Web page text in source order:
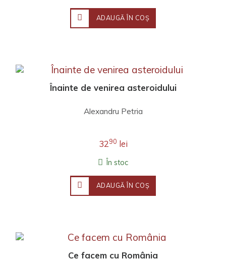
ADAUGĂ ÎN COŞ
Înainte de venirea asteroidului
Alexandru Petria
3290 lei
În stoc
ADAUGĂ ÎN COŞ
Ce facem cu România